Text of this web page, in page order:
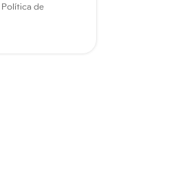
Política de